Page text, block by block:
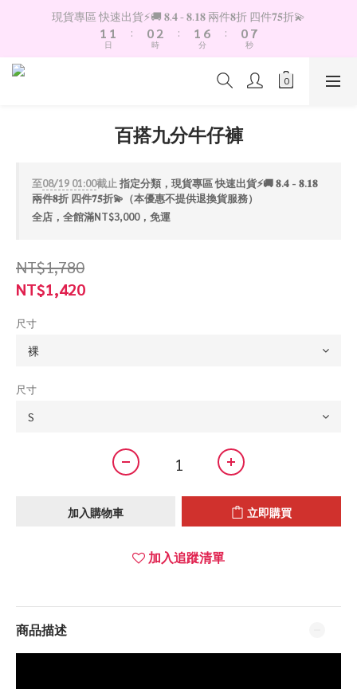
現貨專區 快速出貨⚡️🚚 𝟖.𝟒 - 𝟖.𝟏𝟖 兩件𝟖折 四件𝟕𝟓折💫
2
1
0
2
1
0
日
:
1
0
3
2
1
時
:
2
1
0
7
6
5
0
分
:
1
0
8
7
6
4
秒
百搭九分牛仔褲
至08/19 01:00截止 指定分類，現貨專區 快速出貨⚡️🚚 𝟖.𝟒 - 𝟖.𝟏𝟖
兩件𝟖折 四件𝟕𝟓折💫（本優惠不提供退換貨服務）
全店，全館滿NT$3,000，免運
NT$1,780
NT$1,420
尺寸
尺寸
加入購物車 立即購買
加入追蹤清單
商品描述